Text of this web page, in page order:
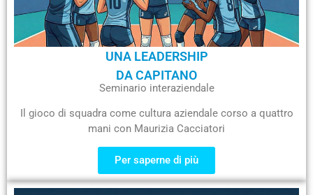
UNA LEADERSHIP
DA CAPITANO
Seminario interaziendale
Il gioco di squadra come cultura aziendale corso a quattro
mani con Maurizia Cacciatori
Per saperne di più